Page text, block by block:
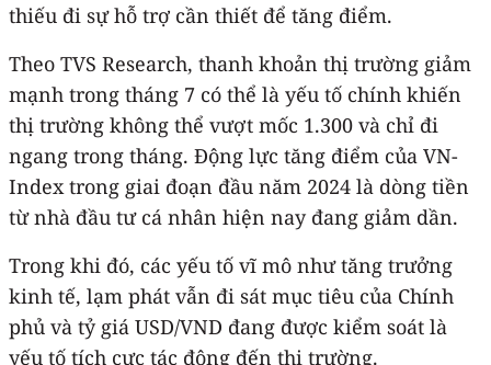
thiếu đi sự hỗ trợ cần thiết để tăng điểm.
Theo TVS Research, thanh khoản thị trường giảm
mạnh trong tháng 7 có thể là yếu tố chính khiến
thị trường không thể vượt mốc 1.300 và chỉ đi
ngang trong tháng. Động lực tăng điểm của VN-
Index trong giai đoạn đầu năm 2024 là dòng tiền
từ nhà đầu tư cá nhân hiện nay đang giảm dần.
Trong khi đó, các yếu tố vĩ mô như tăng trưởng
kinh tế, lạm phát vẫn đi sát mục tiêu của Chính
phủ và tỷ giá USD/VND đang được kiểm soát là
yếu tố tích cực tác động đến thị trường.